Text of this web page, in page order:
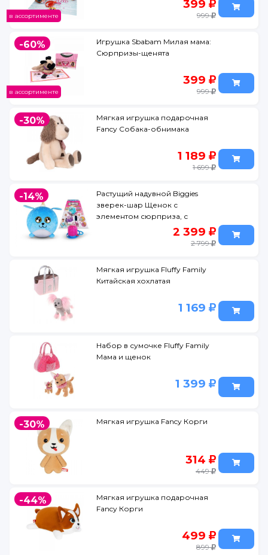
в ассортименте
399
999
-60%
в ассортименте
Игрушка Sbabam Милая мама:
Сюрпризы-щенята
399
999
-30%
Мягкая игрушка подарочная
Fancy Собака-обнимака
1 189
1 699
-14%
Растущий надувной Biggies
зверек-шар Щенок с
элементом сюрприза, с
2 399
2 799
Мягкая игрушка Fluffy Family
Китайская хохлатая
1 169
Набор в сумочке Fluffy Family
Мама и щенок
1 399
-30% Мягкая игрушка Fancy Корги
314
449
-44%
Мягкая игрушка подарочная
Fancy Корги
499
899